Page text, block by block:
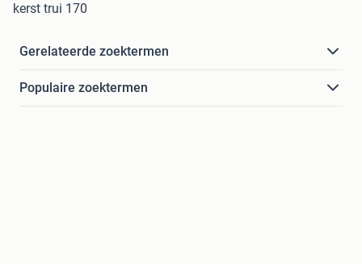
kerst trui 170
Gerelateerde zoektermen
Populaire zoektermen